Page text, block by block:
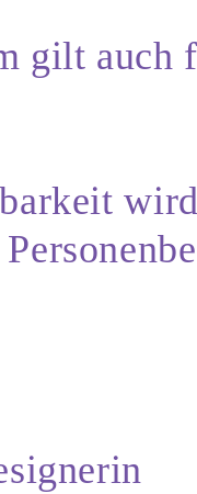
gilt auch